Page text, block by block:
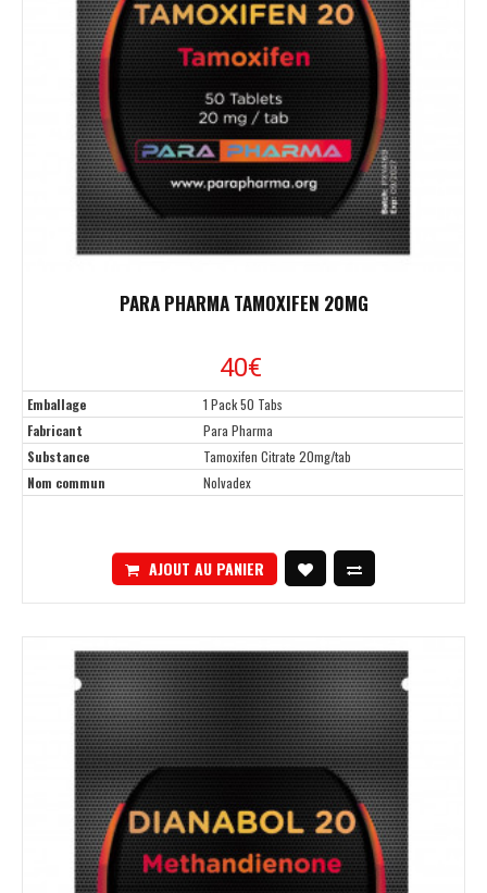
PARA PHARMA TAMOXIFEN 20MG
40€
Emballage
1 Pack 50 Tabs
Fabricant
Para Pharma
Substance
Tamoxifen Citrate 20mg/tab
Nom commun
Nolvadex
AJOUT AU PANIER